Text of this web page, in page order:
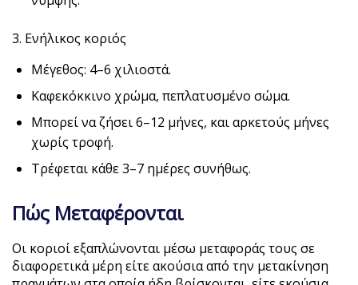
3. Ενήλικος κοριός
Μέγεθος: 4–6 χιλιοστά.
Καφεκόκκινο χρώμα, πεπλατυσμένο σώμα.
Μπορεί να ζήσει 6–12 μήνες, και αρκετούς μήνες
χωρίς τροφή.
Τρέφεται κάθε 3–7 ημέρες συνήθως.
Πώς Μεταφέρονται
Οι κοριοί εξαπλώνονται μέσω μεταφοράς τους σε
διαφορετικά μέρη είτε ακούσια από την μετακίνηση